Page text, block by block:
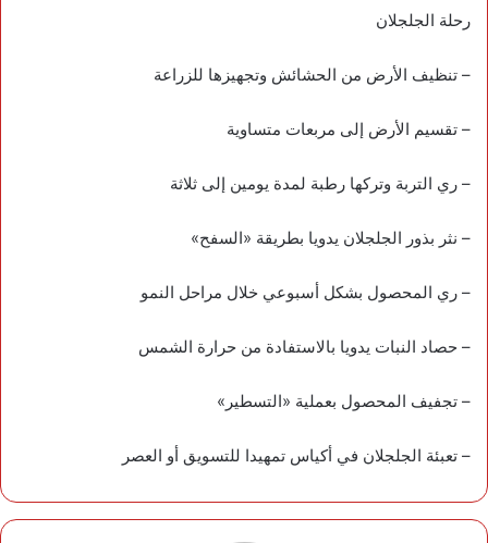
رحلة الجلجلان
– تنظيف الأرض من الحشائش وتجهيزها للزراعة
– تقسيم الأرض إلى مربعات متساوية
– ري التربة وتركها رطبة لمدة يومين إلى ثلاثة
– نثر بذور الجلجلان يدويا بطريقة «السفح»
– ري المحصول بشكل أسبوعي خلال مراحل النمو
– حصاد النبات يدويا بالاستفادة من حرارة الشمس
– تجفيف المحصول بعملية «التسطير»
– تعبئة الجلجلان في أكياس تمهيدا للتسويق أو العصر